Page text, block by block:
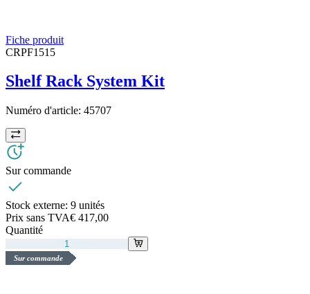
Fiche produit
CRPF1515
Shelf Rack System Kit
Numéro d'article: 45707
Sur commande
Stock externe: 9 unités
Prix sans TVA€ 417,00
Quantité
Sur commande